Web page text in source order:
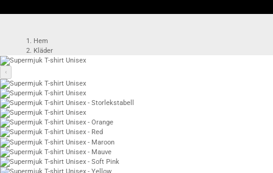
Hem
Kläder
T-shirts med eget tryck
Supermjuk T-shirt Unisex
‹